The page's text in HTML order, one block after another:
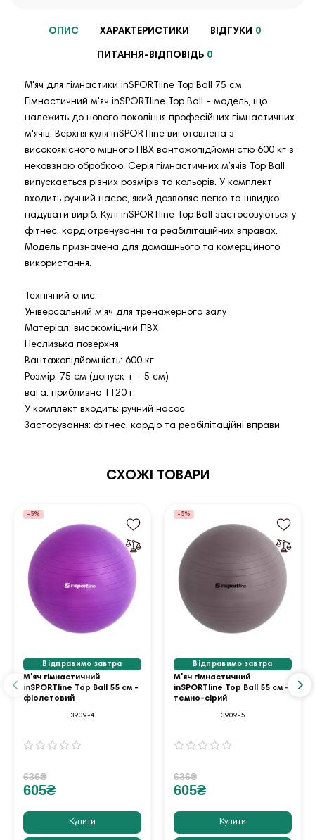
ОПИС ХАРАКТЕРИСТИКИ ВІДГУКИ 0
ПИТАННЯ-ВІДПОВІДЬ 0
М'яч для гімнастики inSPORTline Top Ball 75 см
Гімнастичний м'яч inSPORTline Top Ball - модель, що
належить до нового покоління професійних гімнастичних
м'ячів. Верхня куля inSPORTline виготовлена ​​з
високоякісного міцного ПВХ вантажопідйомністю 600 кг з
нековзною обробкою. Серія гімнастичних м’ячів Top Ball
випускається різних розмірів та кольорів. У комплект
входить ручний насос, який дозволяє легко та швидко
надувати виріб. Кулі inSPORTline Top Ball застосовуються у
фітнес, кардіотренуванні та реабілітаційних вправах.
Модель призначена для домашнього та комерційного
використання.
Технічний опис:
Універсальний м'яч для тренажерного залу
Матеріал: високоміцний ПВХ
Неслизька поверхня
Вантажопідйомність: 600 кг
Розмір: 75 см (допуск + - 5 см)
вага: приблизно 1120 г.
У комплект входить: ручний насос
Застосування: фітнес, кардіо та реабілітаційні вправи
СХОЖІ ТОВАРИ
-5%
Відправимо завтра
М'яч гімнастичний
inSPORTline Top Ball 55 см -
фіолетовий
3909-4
636₴
605₴
Купити
-5%
Відправимо завтра
М'яч гімнастичний
inSPORTline Top Ball 55 см -
темно-сірий
3909-5
636₴
605₴
Купити